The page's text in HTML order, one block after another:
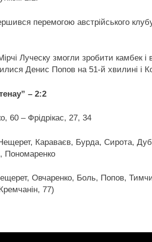
перемогою австрійського
Луческу змогли зробити камбек і
Денис Попов на 51-й хвилині і
– 2:2
60 – Фрідрікас, 27, 34
Караваєв, Бурда, Сирота,
Пономаренко
Овчаренко, Боль, Попов,
77)